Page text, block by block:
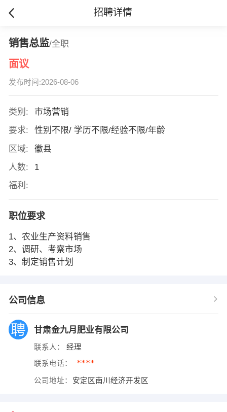
招聘详情
销售总监/全职
面议
发布时间:2026-08-06
类别:
市场营销
要求:
性别不限/ 学历不限/经验不限/年龄
区域:
徽县
人数:
1
福利:
职位要求
1、农业生产资料销售
2、调研、考察市场
3、制定销售计划
公司信息
甘肃金九月肥业有限公司
联系人： 经理
联系电话： ****
公司地址： 安定区南川经济开发区